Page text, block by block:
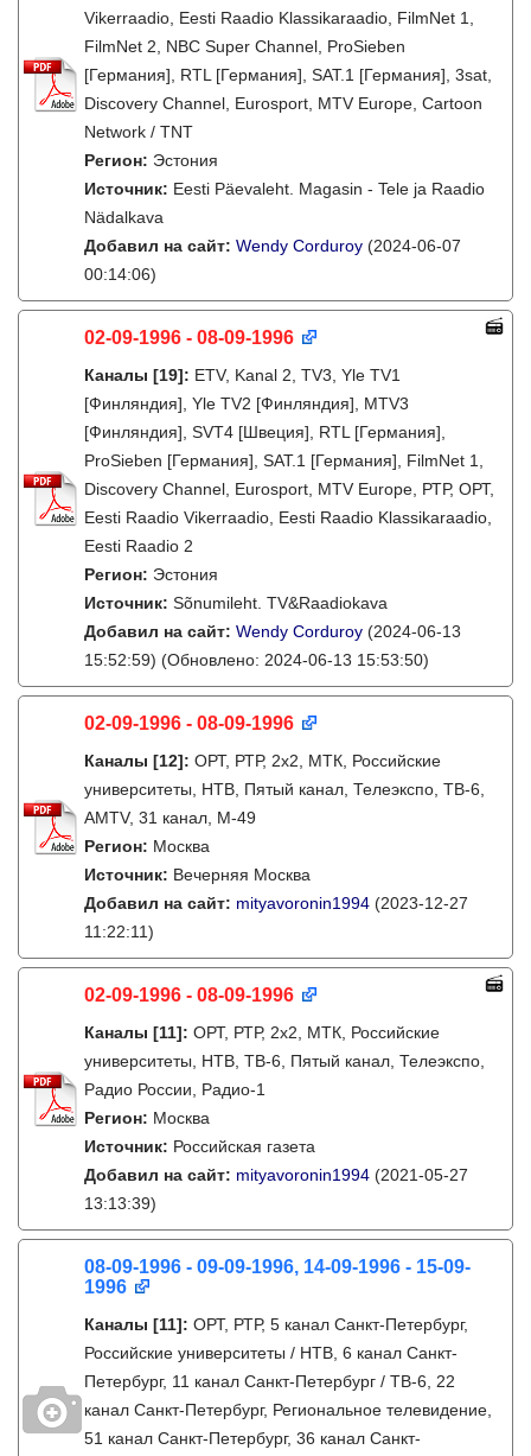
Vikerraadio, Eesti Raadio Klassikaraadio, FilmNet 1,
FilmNet 2, NBC Super Channel, ProSieben
[Германия], RTL [Германия], SAT.1 [Германия], 3sat,
Discovery Channel, Eurosport, MTV Europe, Cartoon
Network / TNT
Регион: Эстония
Источник: Eesti Päevaleht. Magasin - Tele ja Raadio
Nädalkava
Добавил на сайт: Wendy Corduroy (2024-06-07
00:14:06)
02-09-1996 - 08-09-1996
Каналы [19]: ETV, Kanal 2, TV3, Yle TV1
[Финляндия], Yle TV2 [Финляндия], MTV3
[Финляндия], SVT4 [Швеция], RTL [Германия],
ProSieben [Германия], SAT.1 [Германия], FilmNet 1,
Discovery Channel, Eurosport, MTV Europe, РТР, ОРТ,
Eesti Raadio Vikerraadio, Eesti Raadio Klassikaraadio,
Eesti Raadio 2
Регион: Эстония
Источник: Sõnumileht. TV&Raadiokava
Добавил на сайт: Wendy Corduroy (2024-06-13
15:52:59) (Обновлено: 2024-06-13 15:53:50)
02-09-1996 - 08-09-1996
Каналы [12]: ОРТ, РТР, 2х2, МТК, Российские
университеты, НТВ, Пятый канал, Телеэкспо, ТВ-6,
AMTV, 31 канал, М-49
Регион: Москва
Источник: Вечерняя Москва
Добавил на сайт: mityavoronin1994 (2023-12-27
11:22:11)
02-09-1996 - 08-09-1996
Каналы [11]: ОРТ, РТР, 2х2, МТК, Российские
университеты, НТВ, ТВ-6, Пятый канал, Телеэкспо,
Радио России, Радио-1
Регион: Москва
Источник: Российская газета
Добавил на сайт: mityavoronin1994 (2021-05-27
13:13:39)
08-09-1996 - 09-09-1996, 14-09-1996 - 15-09-
1996
Каналы [11]: ОРТ, РТР, 5 канал Санкт-Петербург,
Российские университеты / НТВ, 6 канал Санкт-
Петербург, 11 канал Санкт-Петербург / ТВ-6, 22
канал Санкт-Петербург, Региональное телевидение,
51 канал Санкт-Петербург, 36 канал Санкт-